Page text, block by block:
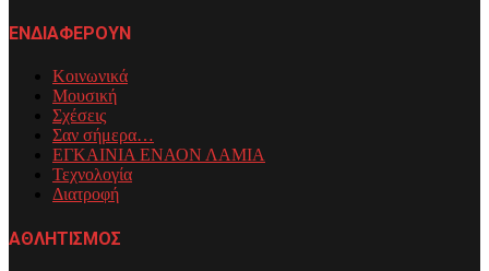
ΕΝΔΙΑΦΕΡΟΥΝ
Κοινωνικά
Μουσική
Σχέσεις
Σαν σήμερα…
ΕΓΚΑΙΝΙΑ ΕΝΑΟΝ ΛΑΜΙΑ
Τεχνολογία
Διατροφή
ΑΘΛΗΤΙΣΜΟΣ